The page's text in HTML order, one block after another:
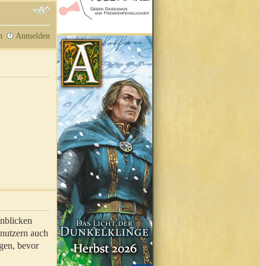
Anmelden
auch
bevor